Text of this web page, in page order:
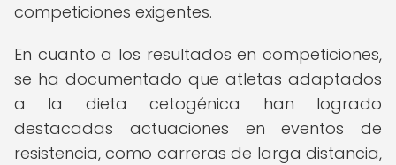
competiciones exigentes.
En cuanto a los resultados en competiciones,
se ha documentado que atletas adaptados
a la dieta cetogénica han logrado
destacadas actuaciones en eventos de
resistencia, como carreras de larga distancia,